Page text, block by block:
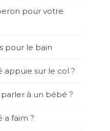
pour votre
pour le bain
appuie sur le col ?
à un bébé ?
a faim ?